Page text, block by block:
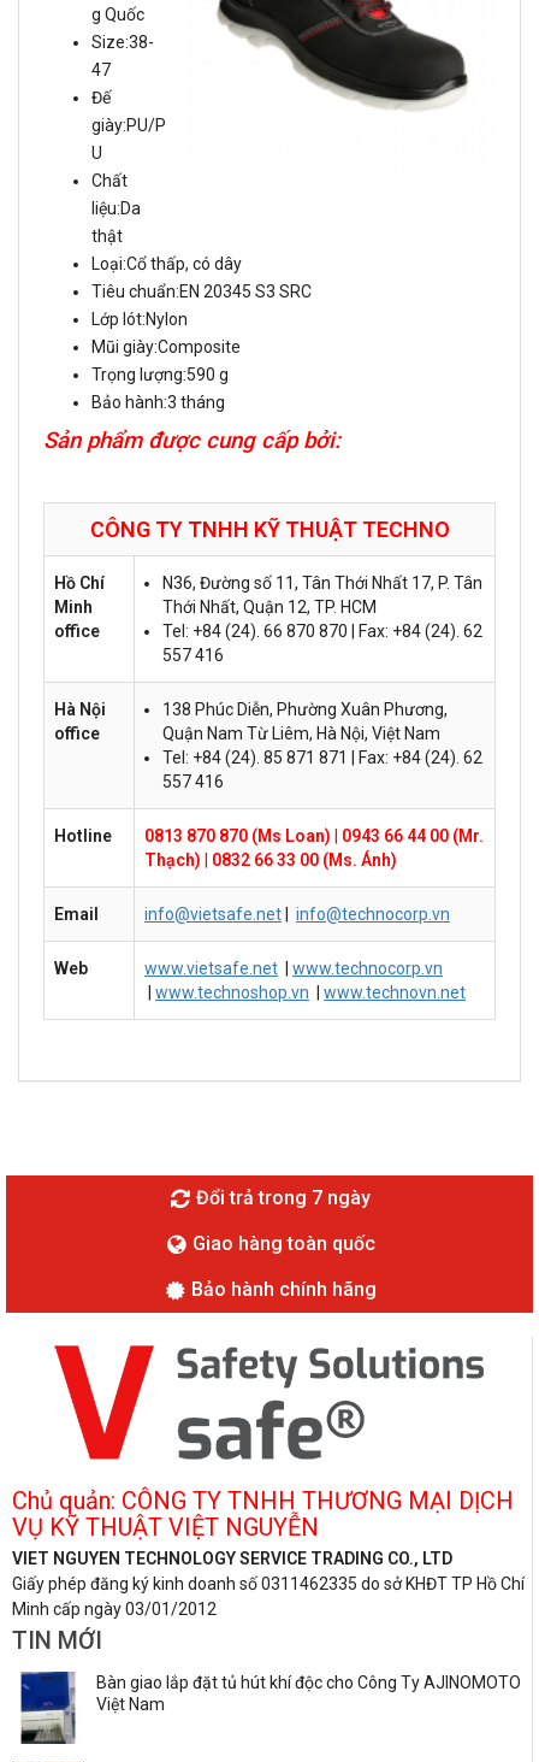
g Quốc
Size:38-
47
Đế
giày:PU/P
U
Chất
liệu:Da
thật
Loại:Cổ thấp, có dây
Tiêu chuẩn:EN 20345 S3 SRC
Lớp lót:Nylon
Mũi giày:Composite
Trọng lượng:590 g
Bảo hành:3 tháng
Sản phẩm được cung cấp bởi:
CÔNG TY TNHH KỸ THUẬT TECHNO
Hồ Chí
Minh
office
N36, Đường số 11, Tân Thới Nhất 17, P. Tân
Thới Nhất, Quận 12, TP. HCM
Tel: +84 (24). 66 870 870 | Fax: +84 (24). 62
557 416
Hà Nội
office
138 Phúc Diễn, Phường Xuân Phương,
Quận Nam Từ Liêm, Hà Nội, Việt Nam
Tel: +84 (24). 85 871 871 | Fax: +84 (24). 62
557 416
Hotline 0813 870 870 (Ms Loan)
0943 66 44 00 (Mr.
Thạch)
0832 66 33 00 (Ms. Ánh)
Email info@vietsafe.net info@technocorp.vn
Web www.vietsafe.net
www.technocorp.vn
www.technoshop.vn www.technovn.net
Đổi trả trong 7 ngày
Giao hàng toàn quốc
Bảo hành chính hãng
Chủ quản: CÔNG TY TNHH THƯƠNG MẠI DỊCH
VỤ KỸ THUẬT VIỆT NGUYỄN
VIET NGUYEN TECHNOLOGY SERVICE TRADING CO., LTD
Giấy phép đăng ký kinh doanh số 0311462335 do sở KHĐT TP Hồ Chí
Minh cấp ngày 03/01/2012
TIN MỚI
Bàn giao lắp đặt tủ hút khí độc cho Công Ty AJINOMOTO
Việt Nam